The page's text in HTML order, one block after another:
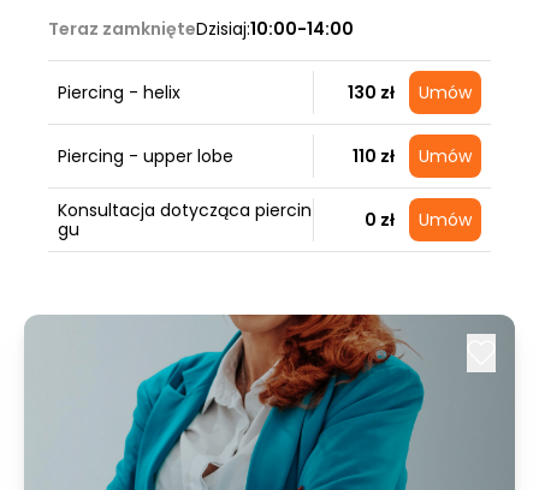
Teraz zamknięteDzisiaj:10:00-14:00
Piercing - helix 130 zł Umów
Piercing - upper lobe 110 zł Umów
Konsultacja dotycząca piercin
gu
0 zł Umów